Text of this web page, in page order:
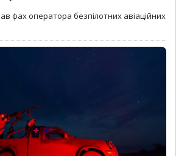
фах оператора безпілотних авіаційних